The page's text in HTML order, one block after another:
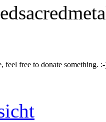
feel free to donate something.